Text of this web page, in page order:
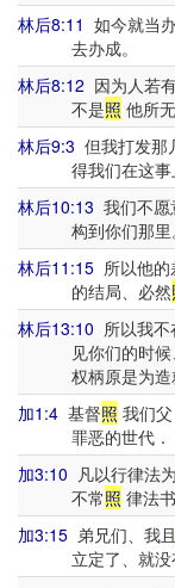
林后8:11 如今就当
去办成。
林后8:12 因为人若
不是照 他所无
林后9:3 但我打发那
得我们在这事
林后10:13 我们不
构到你们那里
林后11:15 所以他
的结局、必然
林后13:10 所以我
见你们的时
权柄原是为造
加1:4 基督照 我们
罪恶的世代．
加3:10 凡以行律法
不常照 律法
加3:15 弟兄们、我且
立定了、就没